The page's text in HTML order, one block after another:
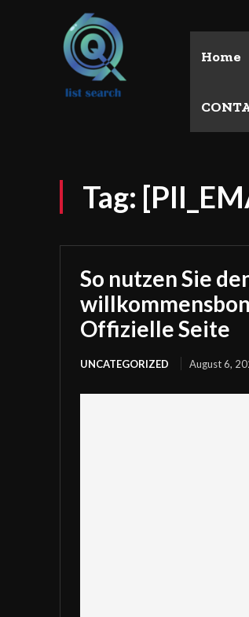
Home
Tag:
So nutzen Sie
Offizielle Seite
UNCATEGORIZED August 6,